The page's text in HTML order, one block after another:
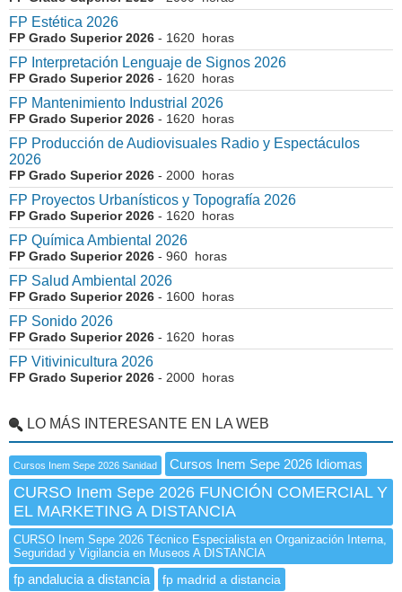
FP Estética 2026
FP Grado Superior 2026 - 1620 horas
FP Interpretación Lenguaje de Signos 2026
FP Grado Superior 2026 - 1620 horas
FP Mantenimiento Industrial 2026
FP Grado Superior 2026 - 1620 horas
FP Producción de Audiovisuales Radio y Espectáculos
2026
FP Grado Superior 2026 - 2000 horas
FP Proyectos Urbanísticos y Topografía 2026
FP Grado Superior 2026 - 1620 horas
FP Química Ambiental 2026
FP Grado Superior 2026 - 960 horas
FP Salud Ambiental 2026
FP Grado Superior 2026 - 1600 horas
FP Sonido 2026
FP Grado Superior 2026 - 1620 horas
FP Vitivinicultura 2026
FP Grado Superior 2026 - 2000 horas
LO MÁS INTERESANTE EN LA WEB
Cursos Inem Sepe 2026 Sanidad Cursos Inem Sepe 2026 Idiomas
CURSO Inem Sepe 2026 FUNCIÓN COMERCIAL Y
EL MARKETING A DISTANCIA
CURSO Inem Sepe 2026 Técnico Especialista en Organización Interna,
Seguridad y Vigilancia en Museos A DISTANCIA
fp andalucia a distancia fp madrid a distancia